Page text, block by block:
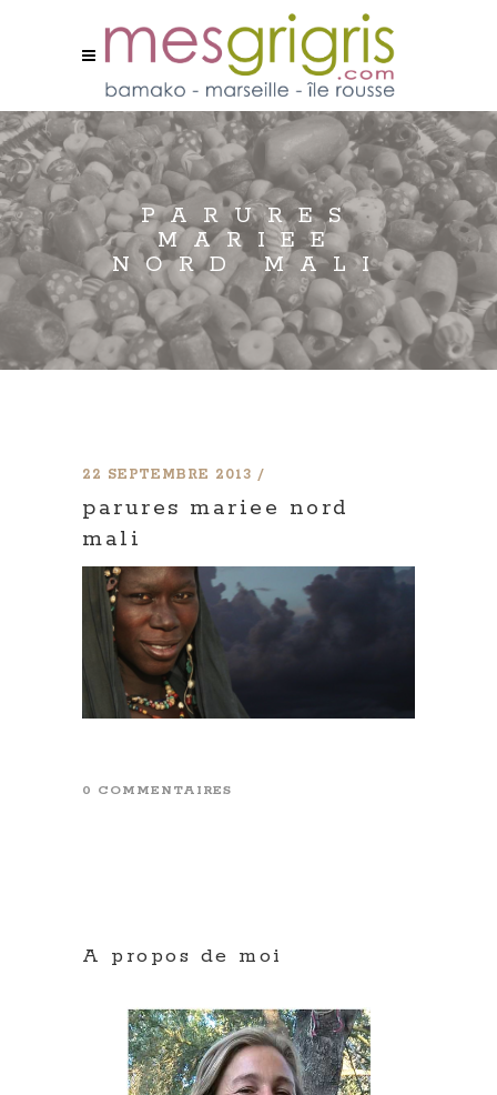
PARURES
MARIEE
NORD MALI
22 SEPTEMBRE 2013
parures mariee nord
mali
0 COMMENTAIRES
A propos de moi